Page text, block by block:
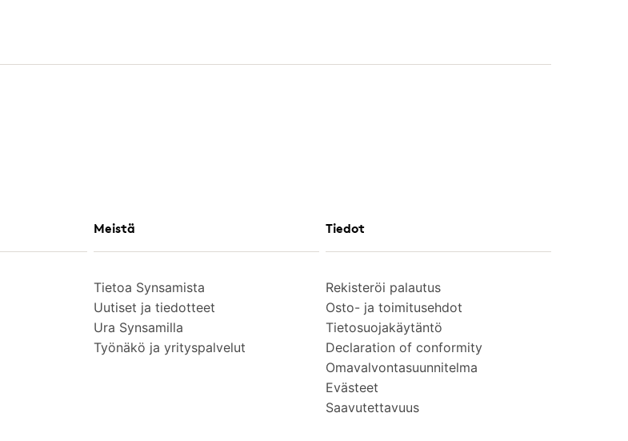
Meistä
Tietoa Synsamista
Uutiset ja tiedotteet
Ura Synsamilla
Työnäkö ja yrityspalvelut
Tiedot
Rekisteröi palautus
Osto- ja toimitusehdot
Tietosuojakäytäntö
Declaration of conformity
Omavalvontasuunnitelma
Evästeet
Saavutettavuus